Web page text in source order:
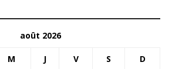
août 2026
M J V S D